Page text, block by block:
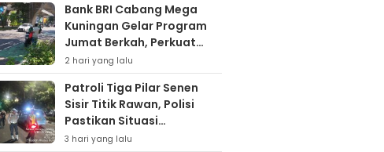
Bank BRI Cabang Mega
Kuningan Gelar Program
Jumat Berkah, Perkuat
Komitmen untuk Saling
Berbagai
2 hari yang lalu
Patroli Tiga Pilar Senen
Sisir Titik Rawan, Polisi
Pastikan Situasi
Kamtibmas Kondusif
3 hari yang lalu